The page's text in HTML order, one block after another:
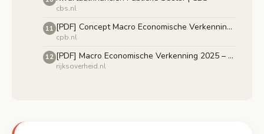
cbs.nl
11 [PDF] Concept Macro Economische Verkenning 2025 – Cpb.nl
cpb.nl
12 [PDF] Macro Economische Verkenning 2025 – Rijksoverheid
rijksoverheid.nl